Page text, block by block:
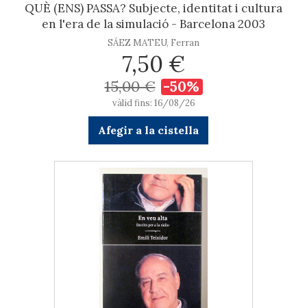
QUÈ (ENS) PASSA? Subjecte, identitat i cultura
en l'era de la simulació - Barcelona 2003
SÁEZ MATEU, Ferran
7,50 €
15,00 € -50%
vàlid fins: 16/08/26
Afegir a la cistella